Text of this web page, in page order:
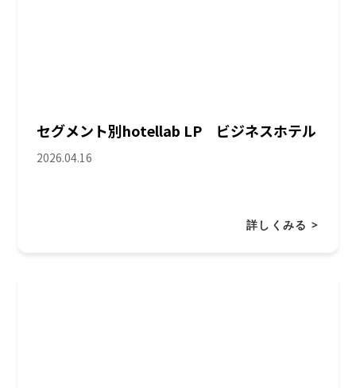
セグメント別hotellab LP ビジネスホテル
2026.04.16
詳しくみる >